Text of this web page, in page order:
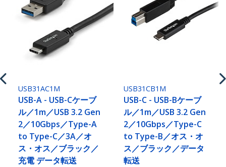
USB31AC1M
USB-A - USB-Cケーブ
ル／1m／USB 3.2 Gen
2／10Gbps／Type-A
to Type-C／3A／オ
ス・オス／ブラック／
充電 データ転送
USB31CB1M
USB-C - USB-Bケーブ
ル／1m／USB 3.2 Gen
2／10Gbps／Type-C
to Type-B／オス・オ
ス／ブラック／データ
転送